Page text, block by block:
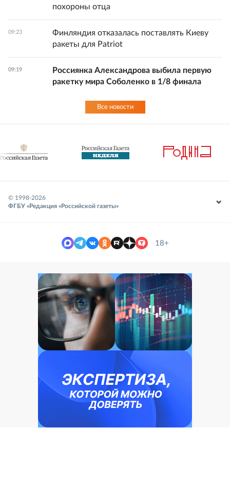
похороны отца
09:23
Финляндия отказалась поставлять Киеву
ракеты для Patriot
09:19
Россиянка Александрова выбила первую
ракетку мира Соболенко в 1/8 финала
Все новости
© 1998-2026
ФГБУ «Редакция «Российской газеты»
18+